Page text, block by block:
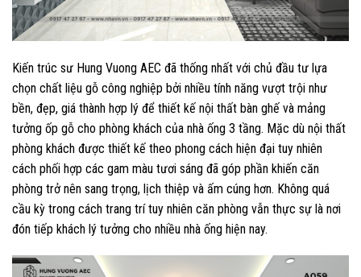
Kiến trúc sư Hung Vuong AEC đã thống nhất với chủ đầu tư lựa
chọn chất liệu gỗ công nghiệp bởi nhiều tính năng vượt trội như
bền, đẹp, giá thành hợp lý để thiết kế nội thất bàn ghế và mảng
tưởng ốp gỗ cho phòng khách của nhà ống 3 tầng. Mặc dù nội thất
phòng khách được thiết kế theo phong cách hiện đại tuy nhiên
cách phối hợp các gam màu tươi sáng đã góp phần khiến căn
phòng trở nên sang trọng, lịch thiệp và ấm cúng hơn. Không quá
cầu kỳ trong cách trang trí tuy nhiên căn phòng vẫn thực sự là nơi
đón tiếp khách lý tưởng cho nhiều nhà ống hiện nay.